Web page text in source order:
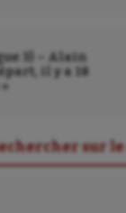
3) – Alain
il y a 18
sur